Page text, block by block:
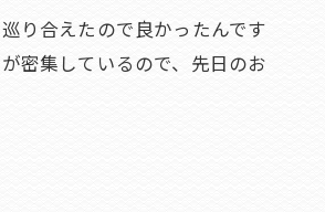
り合えたので良かったんです
密集しているので、先日のお